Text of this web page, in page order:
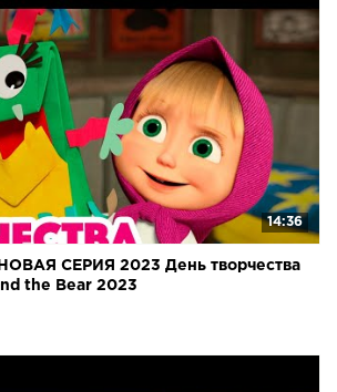
14:36
СЕРИЯ 2023 День творчества
the Bear 2023